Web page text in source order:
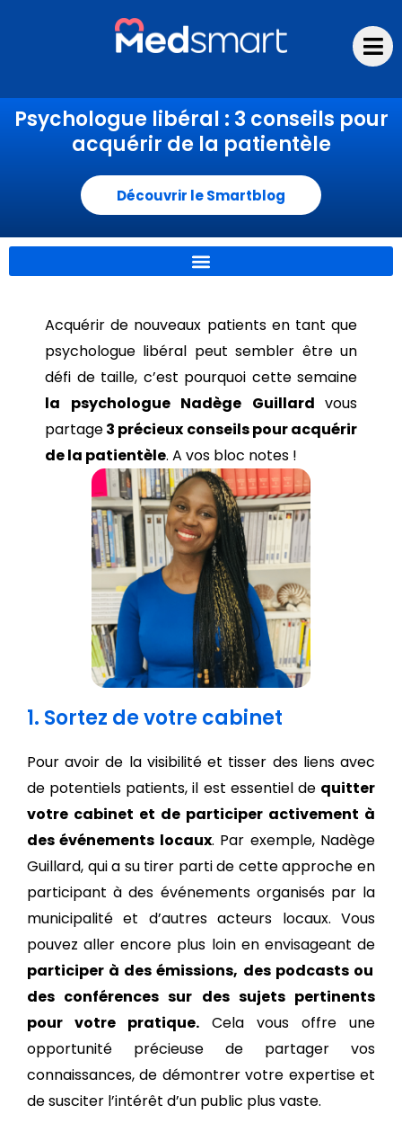
Psychologue libéral : 3 conseils pour
acquérir de la patientèle
Découvrir le Smartblog
Acquérir de nouveaux patients en tant que
psychologue libéral peut sembler être un
défi de taille, c’est pourquoi cette semaine
la psychologue Nadège Guillard vous
partage3 précieux conseils pour acquérir
de la patientèle. A vos bloc notes !
1. Sortez de votre cabinet
Pour avoir de la visibilité et tisser des liens avec
de potentiels patients, il est essentiel de quitter
votre cabinet et de participer activement à
des événements locaux. Par exemple, Nadège
Guillard, qui a su tirer parti de cette approche en
participant à des événements organisés par la
municipalité et d’autres acteurs locaux. Vous
pouvez aller encore plus loin en envisageant de
participer à des émissions, des podcasts ou
des conférences sur des sujets pertinents
pour votre pratique. Cela vous offre une
opportunité précieuse de partager vos
connaissances, de démontrer votre expertise et
de susciter l’intérêt d’un public plus vaste.